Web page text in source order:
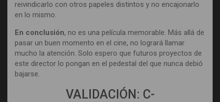
reivindicarlo con otros papeles distintos y no encajonarlo
en lo mismo.
En conclusión, no es una película memorable. Más allá de
pasar un buen momento en el cine, no logrará llamar
mucho la atención. Solo espero que futuros proyectos de
este director lo pongan en el pedestal del que nunca debió
bajarse.
VALIDACIÓN: C-